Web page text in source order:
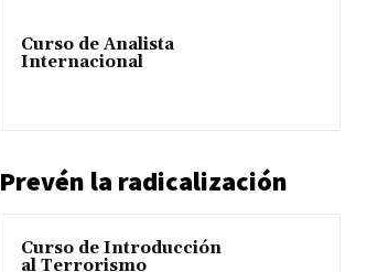
Curso de Analista
Internacional
Prevén la radicalización
Curso de Introducción
al Terrorismo